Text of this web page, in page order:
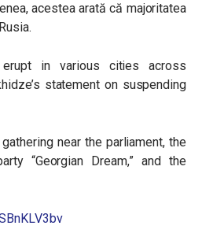
acestea arată că majoritatea
erupt in various cities across
statement on suspending
near the parliament, the
“Georgian Dream,” and the